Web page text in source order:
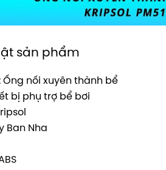
sản phẩm
Ống nối xuyên thành bể
bị phụ trợ bể bơi
Ban Nha